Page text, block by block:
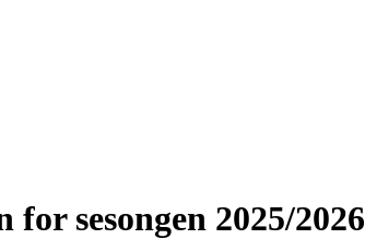
sesongen 2025/2026